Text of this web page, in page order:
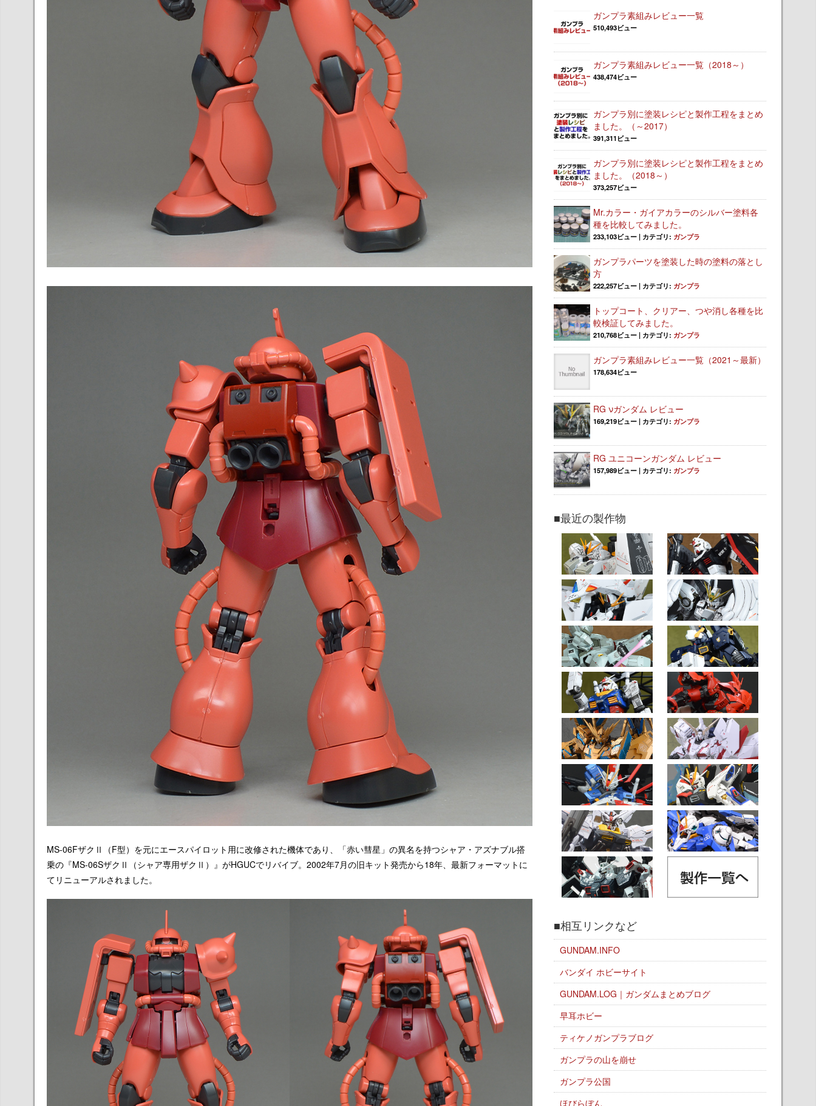
MS-06FザクⅡ（F型）を元にエースパイロット用に改修された機体であり、「赤い彗星」の異名を持つシャア・アズナブル搭
乗の『MS-06SザクⅡ（シャア専用ザクⅡ）』がHGUCでリバイブ。2002年7月の旧キット発売から18年、最新フォーマットに
てリニューアルされました。
ガンプラ素組みレビュー一覧
510,493ビュー
ガンプラ素組みレビュー一覧（2018～）
438,474ビュー
ガンプラ別に塗装レシピと製作工程をまとめ
ました。（～2017）
391,311ビュー
ガンプラ別に塗装レシピと製作工程をまとめ
ました。（2018～）
373,257ビュー
Mr.カラー・ガイアカラーのシルバー塗料各
種を比較してみました。
233,103ビュー | カテゴリ: ガンプラ
ガンプラパーツを塗装した時の塗料の落とし
方
222,257ビュー | カテゴリ: ガンプラ
トップコート、クリアー、つや消し各種を比
較検証してみました。
210,768ビュー | カテゴリ: ガンプラ
ガンプラ素組みレビュー一覧（2021～最新）
178,634ビュー
RG νガンダム レビュー
169,219ビュー | カテゴリ: ガンプラ
RG ユニコーンガンダム レビュー
157,989ビュー | カテゴリ: ガンプラ
■最近の製作物
■相互リンクなど
GUNDAM.INFO
バンダイ ホビーサイト
GUNDAM.LOG｜ガンダムまとめブログ
早耳ホビー
ティケノガンプラブログ
ガンプラの山を崩せ
ガンプラ公国
ほびらぼん